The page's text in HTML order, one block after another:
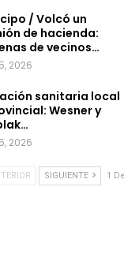
/ Volcó un
de hacienda:
de vecinos…
2026
sanitaria local
Wesner y
2026
SIGUIENTE 1